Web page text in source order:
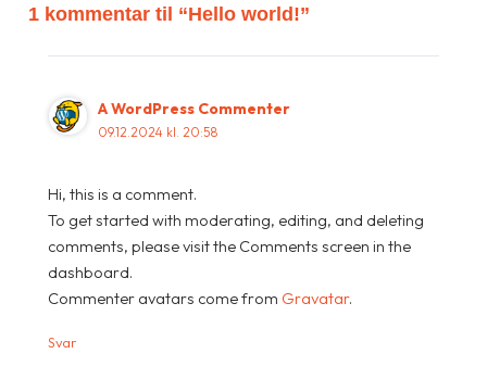
1 kommentar til “Hello world!”
A WordPress Commenter
09.12.2024 kl. 20:58
Hi, this is a comment.
To get started with moderating, editing, and deleting
comments, please visit the Comments screen in the
dashboard.
Commenter avatars come from Gravatar.
Svar